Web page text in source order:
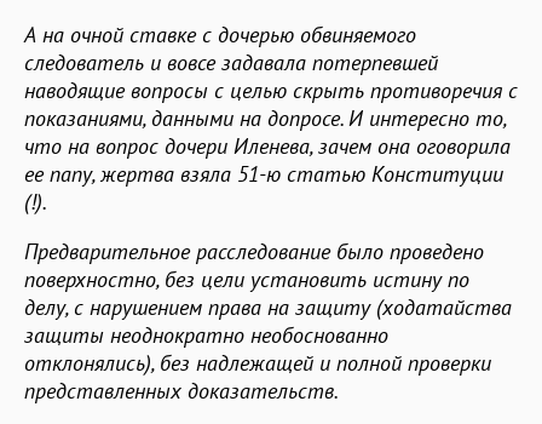
А на очной ставке с дочерью обвиняемого
следователь и вовсе задавала потерпевшей
наводящие вопросы с целью скрыть противоречия с
показаниями, данными на допросе.И интересно то,
что на вопрос дочери Иленева, зачем она оговорила
ее папу, жертва взяла 51-ю статью Конституции
(!).
Предварительное расследование было проведено
поверхностно, без цели установить истину по
делу, с нарушением права на защиту (ходатайства
защиты неоднократно необоснованно
отклонялись), без надлежащей и полной проверки
представленных доказательств.